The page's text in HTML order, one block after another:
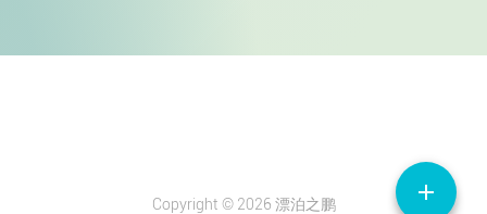
add
Copyright © 2026 漂泊之鹏